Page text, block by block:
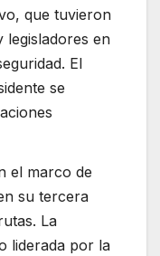
que tuvieron
legisladores en
El
se
el marco de
su tercera
La
liderada por la